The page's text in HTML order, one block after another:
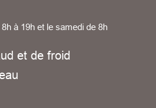
à 19h et le samedi de 8h
et de froid